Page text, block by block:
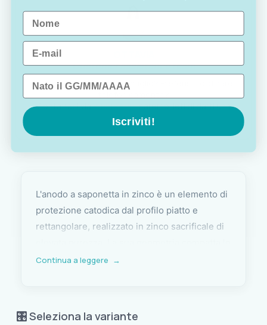
Customer assistance team
Sei indeciso? Vuoi un consiglio? Preferisci ordinare
Contattaci viaWhatsApp, saremo lieti di darti una
mano!
L'anodo a saponetta in zinco è un elemento di
protezione catodica dal profilo piatto e
rettangolare, realizzato in zinco sacrificale di
rende particolarmente adatto all'installazione
Continua a leggere →
🎛️ Seleziona la variante
Name
Email
Data di nascita
Iscriviti!